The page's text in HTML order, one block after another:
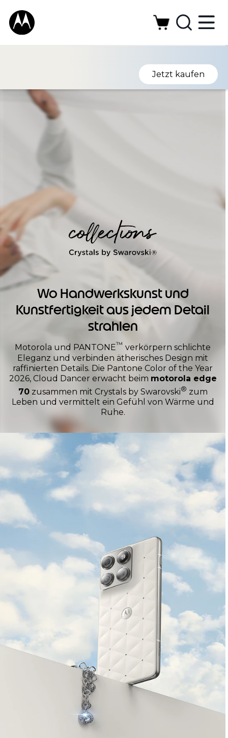
Jetzt kaufen
Wo Handwerkskunst und
Kunstfertigkeit aus jedem Detail
strahlen
Motorola und PANTONE™ verkörpern schlichte
Eleganz und verbinden ätherisches Design mit
raffinierten Details. Die Pantone Color of the Year
2026, Cloud Dancer erwacht beim motorola edge
70zusammen mit Crystals by Swarovski® zum
Leben und vermittelt ein Gefühl von Wärme und
Ruhe.